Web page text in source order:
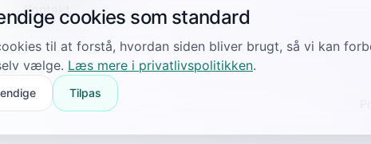
Kontaktcookies som standard
til at forstå, hvordan siden bliver brugt, så vi kan
vælge. Læs mere i privatlivspolitikken.
Tilpas